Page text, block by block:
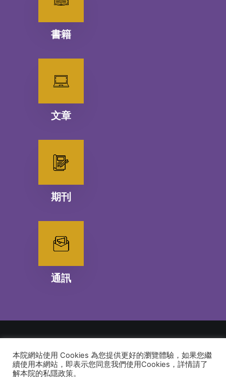
書籍
文章
期刊
通訊
© 2026 建道神學院Alliance Bible Seminary. All rights reserved
本院網站使用 Cookies 為您提供更好的瀏覽體驗，如果您繼
續使用本網站，即表示您同意我們使用Cookies，詳情請了
解本院的私隱政策。